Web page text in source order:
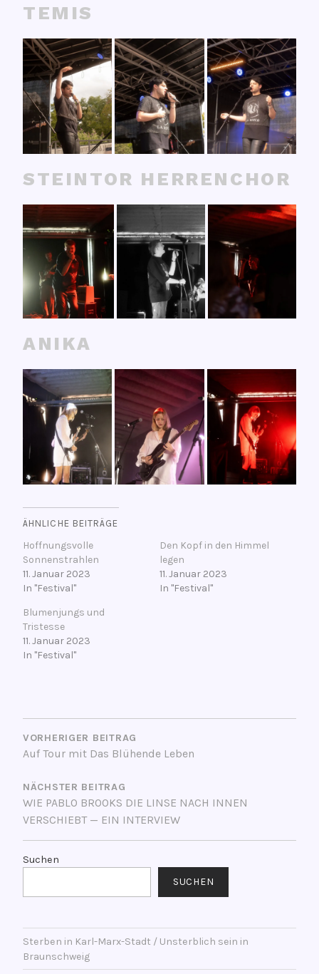
TEMIS
STEINTOR HERRENCHOR
ANIKA
ÄHNLICHE BEITRÄGE
Hoffnungsvolle
Sonnenstrahlen
11. Januar 2023
In "Festival"
Den Kopf in den Himmel
legen
11. Januar 2023
In "Festival"
Blumenjungs und
Tristesse
11. Januar 2023
In "Festival"
BEITRAGSNAVIGATION
VORHERIGER BEITRAG
Auf Tour mit Das Blühende Leben
NÄCHSTER BEITRAG
WIE PABLO BROOKS DIE LINSE NACH INNEN
VERSCHIEBT — EIN INTERVIEW
Suchen
SUCHEN
Sterben in Karl-Marx-Stadt / Unsterblich sein in
Braunschweig